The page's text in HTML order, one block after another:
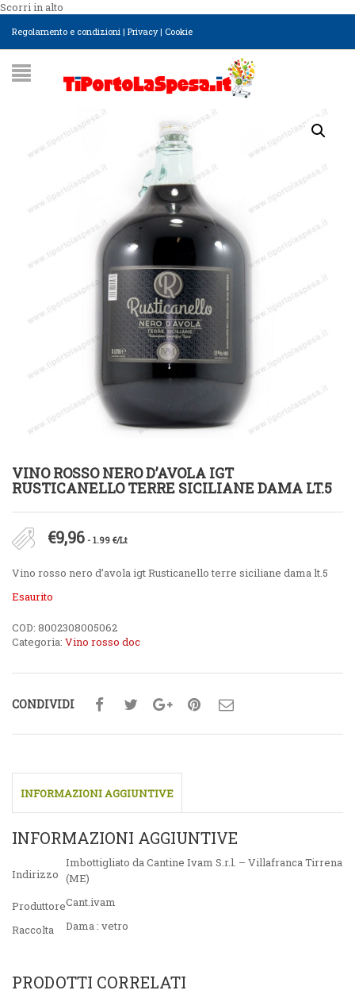
Scorri in alto
Regolamento e condizioni | Privacy| Cookie
VINO ROSSO NERO D’AVOLA IGT
RUSTICANELLO TERRE SICILIANE DAMA LT.5
€9,96 - 1.99 €/Lt
Vino rosso nero d’avola igt Rusticanello terre siciliane dama lt.5
Esaurito
COD: 8002308005062
Categoria: Vino rosso doc
CONDIVIDI
INFORMAZIONI AGGIUNTIVE
INFORMAZIONI AGGIUNTIVE
Indirizzo
Imbottigliato da Cantine Ivam S.r.l. – Villafranca Tirrena
(ME)
ProduttoreCant.ivam
Raccolta
Dama : vetro
PRODOTTI CORRELATI